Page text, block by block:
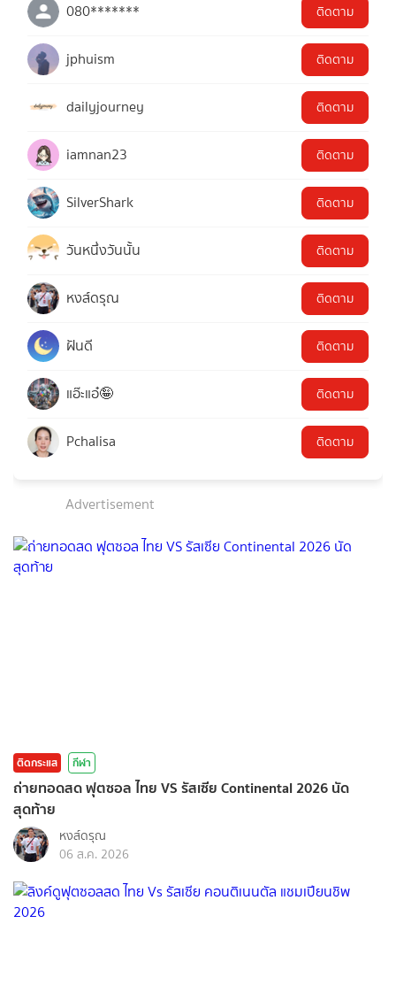
080******* ติดตาม
jphuism ติดตาม
dailyjourney ติดตาม
iamnan23 ติดตาม
SilverShark ติดตาม
วันหนึ่งวันนั้น ติดตาม
หงส์ดรุณ ติดตาม
ฝันดี ติดตาม
แอ๊ะแอ๋🤪 ติดตาม
Pchalisa ติดตาม
Advertisement
ติดกระแส กีฬา
ถ่ายทอดสด ฟุตซอล ไทย VS รัสเซีย Continental 2026 นัด
สุดท้าย
หงส์ดรุณ
06 ส.ค. 2026